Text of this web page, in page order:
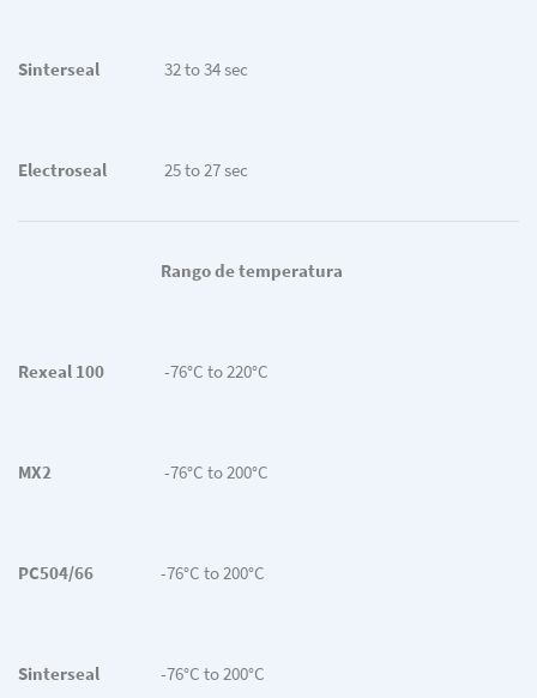
Sinterseal 32 to 34 sec
Electroseal 25 to 27 sec
Rango de temperatura
Rexeal 100 -76°C to 220°C
MX2 -76°C to 200°C
PC504/66 -76°C to 200°C
Sinterseal -76°C to 200°C